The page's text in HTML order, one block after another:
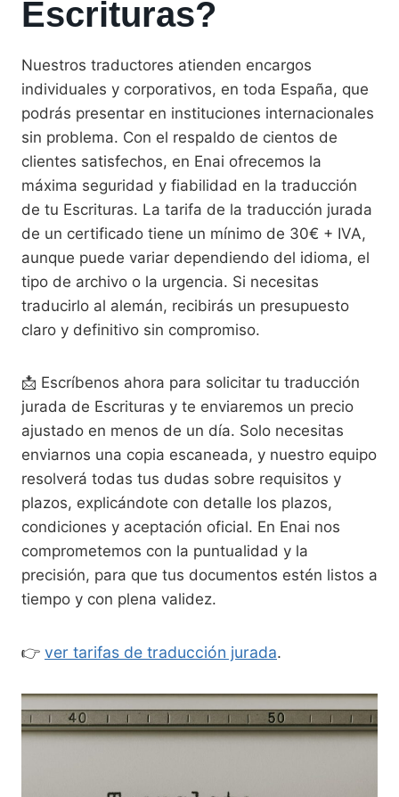
Escrituras?
Nuestros traductores atienden encargos
individuales y corporativos, en toda España, que
podrás presentar en instituciones internacionales
sin problema. Con el respaldo de cientos de
clientes satisfechos, en Enai ofrecemos la
máxima seguridad y fiabilidad en la traducción
de tu Escrituras. La tarifa de la traducción jurada
de un certificado tiene un mínimo de 30€ + IVA,
aunque puede variar dependiendo del idioma, el
tipo de archivo o la urgencia. Si necesitas
traducirlo al alemán, recibirás un presupuesto
claro y definitivo sin compromiso.
📩 Escríbenos ahora para solicitar tu traducción
jurada de Escrituras y te enviaremos un precio
ajustado en menos de un día. Solo necesitas
enviarnos una copia escaneada, y nuestro equipo
resolverá todas tus dudas sobre requisitos y
plazos, explicándote con detalle los plazos,
condiciones y aceptación oficial. En Enai nos
comprometemos con la puntualidad y la
precisión, para que tus documentos estén listos a
tiempo y con plena validez.
👉 ver tarifas de traducción jurada.